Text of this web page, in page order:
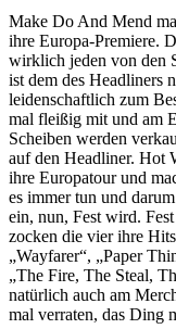
Make Do And Mend
ihre Europa-Premiere.
wirklich jeden von den
ist dem des Headliners
leidenschaftlich zum
mal fleißig mit und am
Scheiben werden
auf den Headliner. Hot
ihre Europatour und
es immer tun und
ein, nun, Fest wird.
zocken die vier ihre
„Wayfarer“, „Paper
„The Fire, The Steal,
natürlich auch am
mal verraten, das Ding